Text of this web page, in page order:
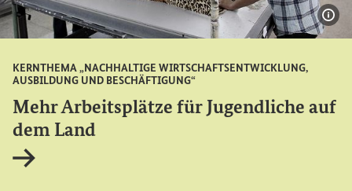
KERNTHEMA „NACHHALTIGE WIRTSCHAFTSENTWICKLUNG,
AUSBILDUNG UND BESCHÄFTIGUNG“
Mehr Arbeitsplätze für Jugendliche auf
dem Land